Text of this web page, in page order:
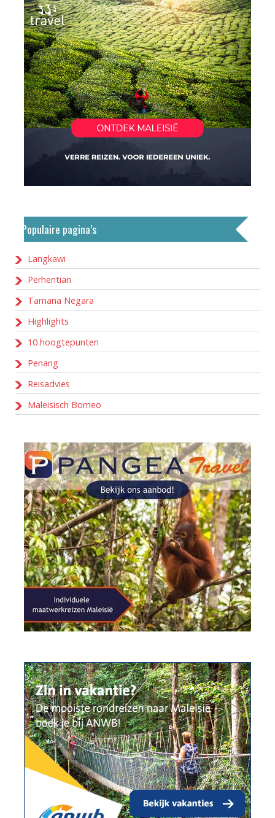
Populaire pagina’s
Langkawi
Perhentian
Tamana Negara
Highlights
10 hoogtepunten
Penang
Reisadvies
Maleisisch Borneo